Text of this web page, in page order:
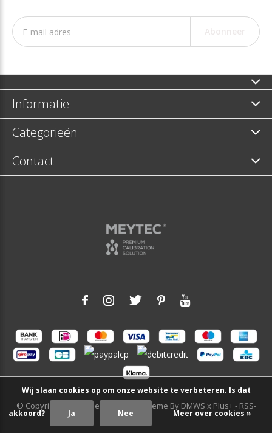
Informatie
Categorieën
Contact
© Copyright - Theme RePos - Theme By DMWS x Plus+- RSS-
Wij slaan cookies op om onze website te verbeteren. Is dat
akkoord? Ja Nee Meer over cookies »